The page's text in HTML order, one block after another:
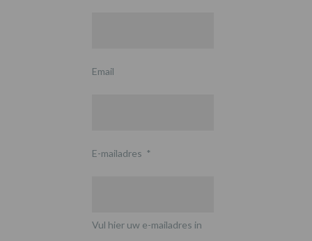
Email
E-mailadres *
Vul hier uw e-mailadres in